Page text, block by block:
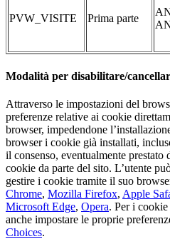
PVW_VISITE Prima parte
Modalità per disabilitare/
Attraverso le impostazioni del
preferenze relative ai cookie
browser, impedendone
browser i cookie già installati,
il consenso, eventualmente prestato
cookie da parte del sito. L’utente
gestire i cookie tramite il suo
Chrome, Mozilla Firefox, Apple
Microsoft Edge, Opera. Per i
anche impostare le proprie
Choices.